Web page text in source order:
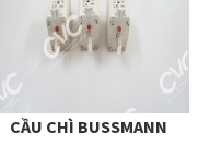
CẦU CHÌ BUSSMANN